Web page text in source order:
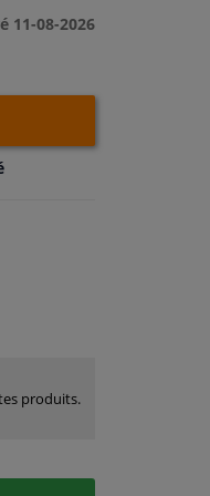
11-08-2026
produits.